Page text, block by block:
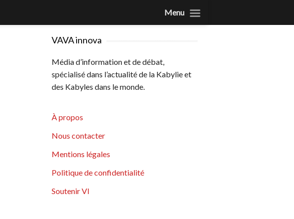
VAVA innova
Média d’information et de débat,
spécialisé dans l’actualité de la Kabylie et
des Kabyles dans le monde.
À propos
Nous contacter
Mentions légales
Politique de confidentialité
Soutenir VI
Menu